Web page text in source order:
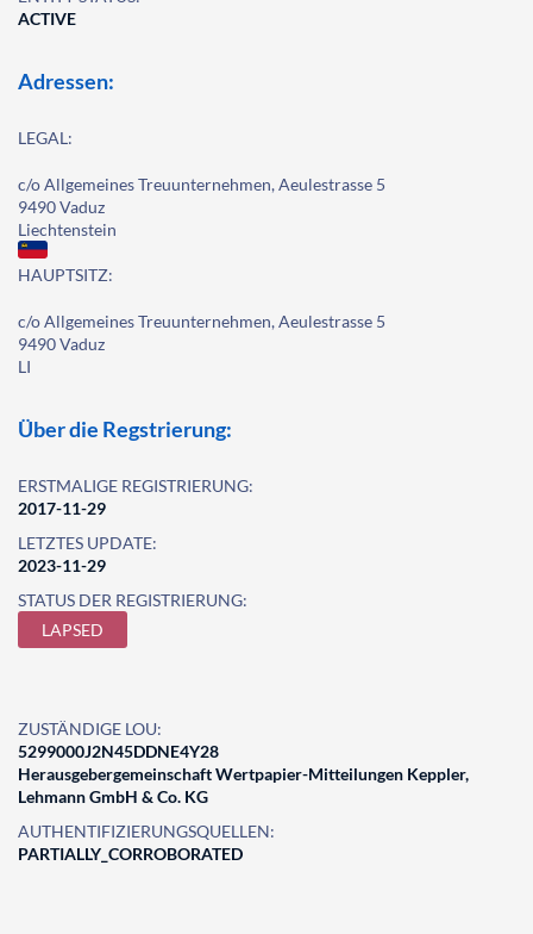
ACTIVE
Adressen:
LEGAL:
c/o Allgemeines Treuunternehmen, Aeulestrasse 5
9490 Vaduz
Liechtenstein
HAUPTSITZ:
c/o Allgemeines Treuunternehmen, Aeulestrasse 5
9490 Vaduz
LI
Über die Regstrierung:
ERSTMALIGE REGISTRIERUNG:
2017-11-29
LETZTES UPDATE:
2023-11-29
STATUS DER REGISTRIERUNG:
LAPSED
ZUSTÄNDIGE LOU:
5299000J2N45DDNE4Y28
Herausgebergemeinschaft Wertpapier-Mitteilungen Keppler,
Lehmann GmbH & Co. KG
AUTHENTIFIZIERUNGSQUELLEN:
PARTIALLY_CORROBORATED